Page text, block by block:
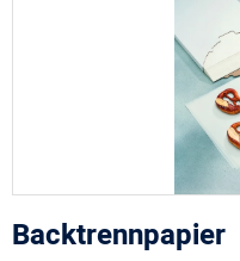
Backtrennpapier